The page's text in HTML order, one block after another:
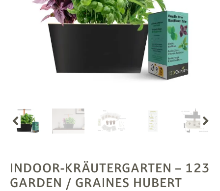
SAATGUT
BEWÄSSERUNG
SUCHE
INDOOR-KRÄUTERGARTEN – 123
GARDEN / GRAINES HUBERT